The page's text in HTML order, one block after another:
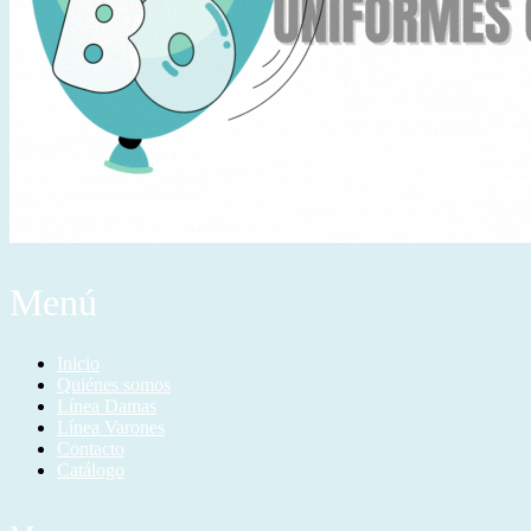
Menú
Inicio
Quiénes somos
Línea Damas
Línea Varones
Contacto
Catálogo